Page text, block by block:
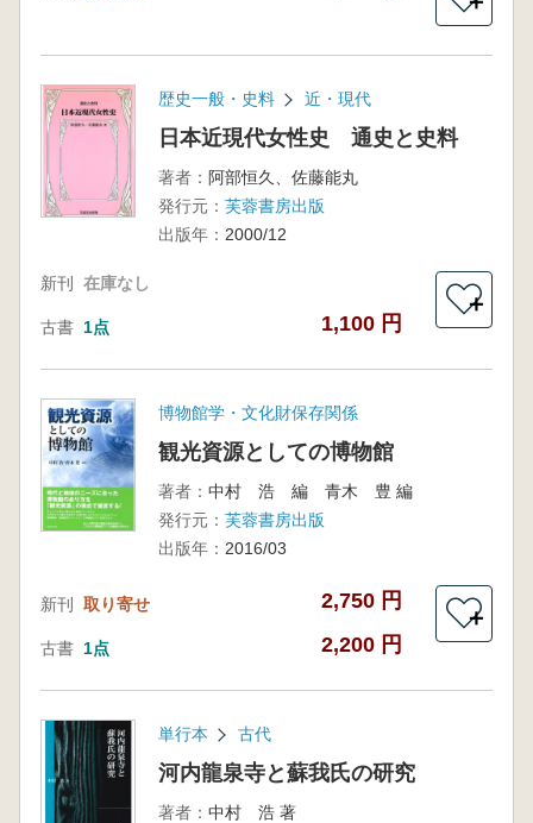
歴史一般・史料 近・現代
日本近現代女性史 通史と史料
著者： 阿部恒久、佐藤能丸
発行元： 芙蓉書房出版
出版年： 2000/12
新刊 在庫なし
古書 1点 1,100 円
＋
博物館学・文化財保存関係
観光資源としての博物館
著者： 中村 浩 編 青木 豊 編
発行元： 芙蓉書房出版
出版年： 2016/03
新刊 取り寄せ 2,750 円
古書 1点 2,200 円
＋
単行本 古代
河内龍泉寺と蘇我氏の研究
著者： 中村 浩 著